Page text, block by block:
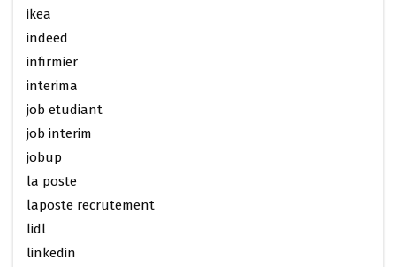
ikea
indeed
infirmier
interima
job etudiant
job interim
jobup
la poste
laposte recrutement
lidl
linkedin